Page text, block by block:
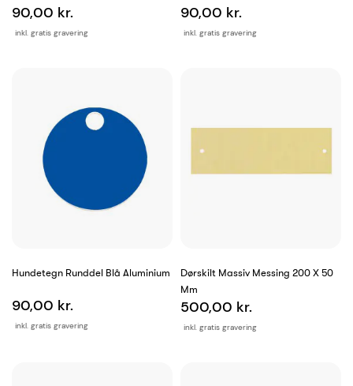
inkl. gratis gravering
90,00 kr.
inkl. gratis gravering
90,00 kr.
Hundetegn Runddel Blå Aluminium
inkl. gratis gravering
90,00 kr.
Dørskilt Massiv Messing 200 X 50
Mm
inkl. gratis gravering
500,00 kr.